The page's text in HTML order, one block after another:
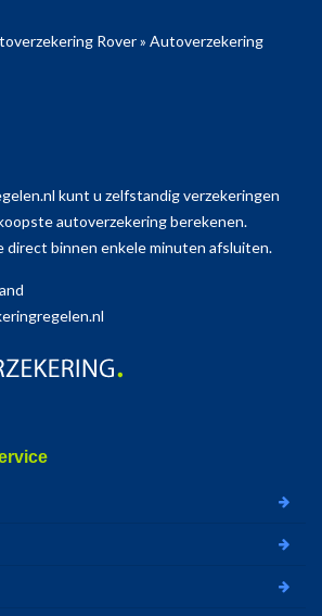
Rover» Autoverzekering
kunt u zelfstandig verzekeringen
autoverzekering berekenen.
direct binnen enkele minuten afsluiten.